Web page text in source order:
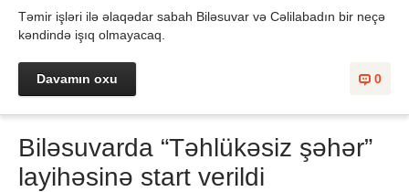
Təmir işləri ilə əlaqədar sabah Biləsuvar və Cəlilabadın bir neçə
kəndində işıq olmayacaq.
0
Davamın oxu
Biləsuvarda “Təhlükəsiz şəhər”
layihəsinə start verildi